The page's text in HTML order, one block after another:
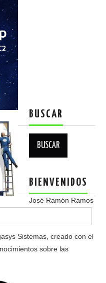
BUSCAR
BIENVENIDOS
José Ramón Ramos
Sistemas, creado con el
sobre las